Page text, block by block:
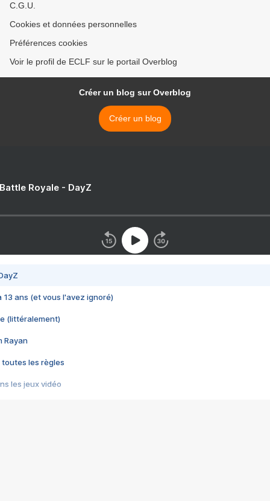
C.G.U.
Cookies et données personnelles
Préférences cookies
Voir le profil de ECLF sur le portail Overblog
Créer un blog sur Overblog
Créer un blog
Royale - DayZ
13 ans (et vous l'avez ignoré)
(littéralement)
Rayan
toutes les règles
les jeux vidéo